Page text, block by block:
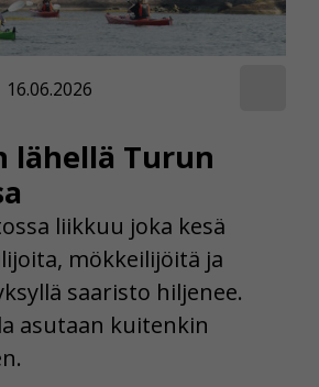
lähellä Turun
16.06.2026
liikkuu joka kesä
mökkeilijöitä ja
saaristo hiljenee.
asutaan kuitenkin